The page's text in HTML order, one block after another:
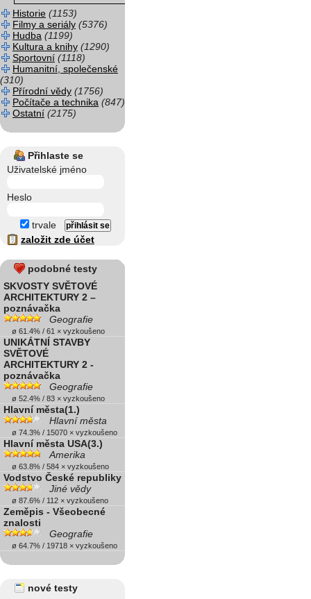
Historie (1153)
Filmy a seriály (5376)
Hudba (1199)
Kultura a knihy (1290)
Sportovní (1118)
Humanitní, společenské
(310)
Přírodní vědy (1756)
Počítače a technika (847)
Ostatní (2175)
Přihlaste se
Uživatelské jméno
Heslo
trvale
založit zde účet
podobné testy
SKVOSTY SVĚTOVÉ
ARCHITEKTURY 2 –
poznávačka
Geografie
ø 61.4% / 61 × vyzkoušeno
UNIKÁTNÍ STAVBY
SVĚTOVÉ
ARCHITEKTURY 2 -
poznávačka
Geografie
ø 52.4% / 83 × vyzkoušeno
Hlavní města(1.)
Hlavní města
ø 74.3% / 15070 × vyzkoušeno
Hlavní města USA(3.)
Amerika
ø 63.8% / 584 × vyzkoušeno
Vodstvo České republiky
Jiné vědy
ø 87.6% / 112 × vyzkoušeno
Zeměpis - Všeobecné
znalosti
Geografie
ø 64.7% / 19718 × vyzkoušeno
nové testy